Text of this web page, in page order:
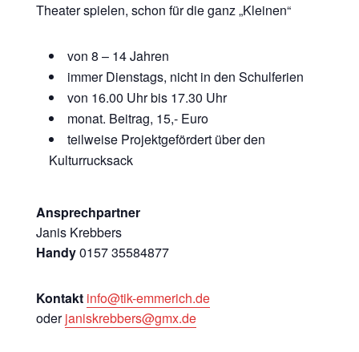
Theater spielen, schon für die ganz „Kleinen“
von 8 – 14 Jahren
immer Dienstags, nicht in den Schulferien
von 16.00 Uhr bis 17.30 Uhr
monat. Beitrag, 15,- Euro
teilweise Projektgefördert über den
Kulturrucksack
Ansprechpartner
Janis Krebbers
Handy0157 35584877
Kontakt info@tik-emmerich.de
oderjaniskrebbers@gmx.de